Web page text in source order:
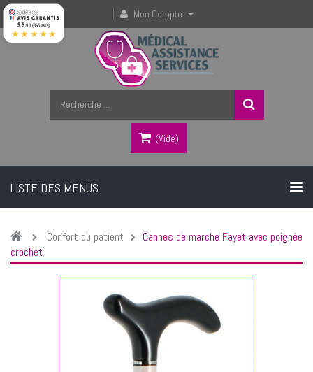
Mon Compte
(vide)
LISTE DES MENUS
Confort du patient
Cannes de marche Fayet avec poignée
crochet
9.5/10 (365 avis)
★★★★★